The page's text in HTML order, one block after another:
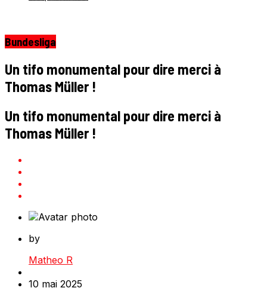
Bundesliga
Un tifo monumental pour dire merci à
Thomas Müller !
Un tifo monumental pour dire merci à
Thomas Müller !
by
Matheo R
10 mai 2025